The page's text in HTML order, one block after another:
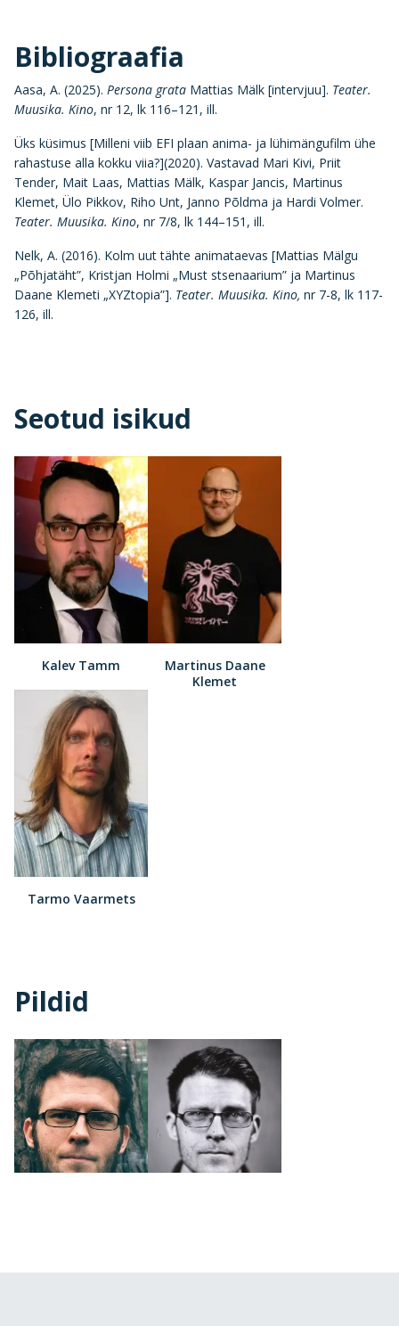
Bibliograafia
Aasa, A. (2025). Persona grata Mattias Mälk [intervjuu]. Teater.
Muusika. Kino, nr 12, lk 116–121, ill.
Üks küsimus [Milleni viib EFI plaan anima- ja lühimängufilm ühe
rahastuse alla kokku viia?](2020). Vastavad Mari Kivi, Priit
Tender, Mait Laas, Mattias Mälk, Kaspar Jancis, Martinus
Klemet, Ülo Pikkov, Riho Unt, Janno Põldma ja Hardi Volmer.
Teater. Muusika. Kino, nr 7/8, lk 144–151, ill.
Nelk, A. (2016). Kolm uut tähte animataevas [Mattias Mälgu
„Põhjatäht”, Kristjan Holmi „Must stsenaarium” ja Martinus
Daane Klemeti „XYZtopia”]. Teater. Muusika. Kino, nr 7-8, lk 117-
126, ill.
Seotud isikud
Kalev Tamm
Martinus Daane
Klemet
Tarmo Vaarmets
Pildid